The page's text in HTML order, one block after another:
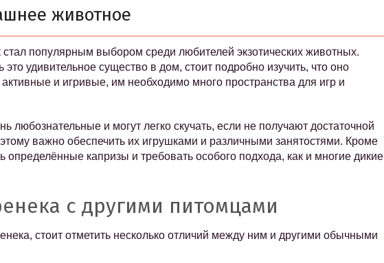
животное
популярным выбором среди любителей экзотических животных.
удивительное существо в дом, стоит подробно изучить, что оно
и игривые, им необходимо много пространства для игр и
любознательные и могут легко скучать, если не получают достаточной
важно обеспечить их игрушками и различными занятостями. Кроме
определённые капризы и требовать особого подхода, как и многие дикие
с другими питомцами
стоит отметить несколько отличий между ним и другими обычными